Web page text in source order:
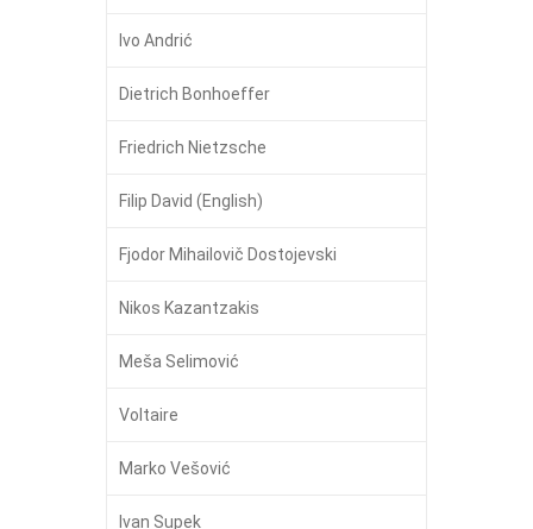
Ivo Andrić
Dietrich Bonhoeffer
Friedrich Nietzsche
Filip David (English)
Fjodor Mihailovič Dostojevski
Nikos Kazantzakis
Meša Selimović
Voltaire
Marko Vešović
Ivan Supek